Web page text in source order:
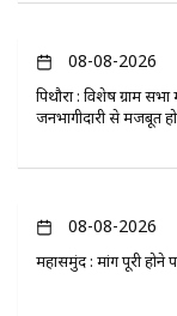
08-08-2026
पिथौरा : विशेष ग्राम
जनभागीदारी से मजबूत
08-08-2026
महासमुंद : मांग पूरी होने